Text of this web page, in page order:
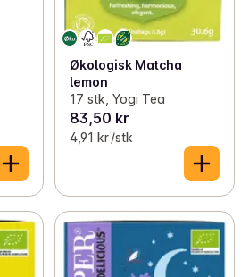
Økologisk Matcha
lemon
17 stk, Yogi Tea
83,50 kr
4,91 kr /stk